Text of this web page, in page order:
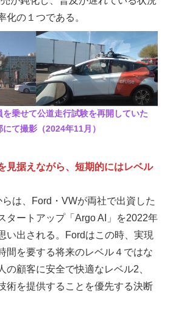
化の１つである。
を乗せて公道走行試験を再開していた
て撮影（2024年11月）
見据えながら、短期的にはレベル
は、Ford・VWが両社で出資した
タートアップ「Argo AI」を2022年
い出される。Fordはこの時、実現
間を要する将来のレベル４ではな
の顧客に安全で快適なレベル2、
術を提供することを優先する決断